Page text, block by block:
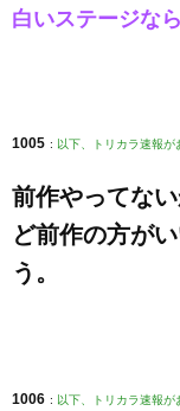
白いステージな
1005 : 以下、トリカラ速報が
前作やってな
ど前作の方が
う。
1006 : 以下、トリカラ速報が